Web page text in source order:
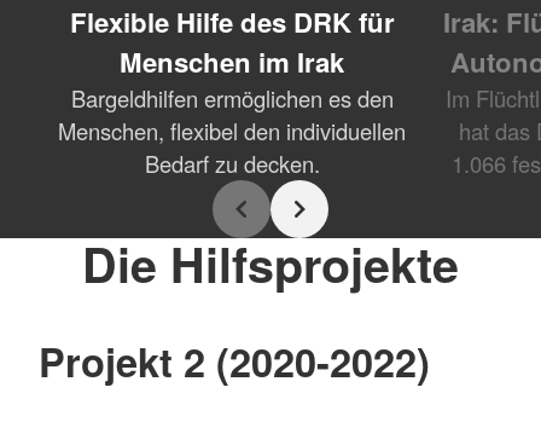
Flexible Hilfe des DRK für
Menschen im Irak
Bargeldhilfen ermöglichen es den
Menschen, flexibel den individuellen
Bedarf zu decken.
Irak:
Im
hat das
1.066
Die Hilfsprojekte
Projekt 2 (2020-2022)